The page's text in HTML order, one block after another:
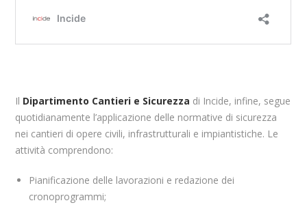
Il Dipartimento Cantieri e Sicurezza di Incide, infine, segue
quotidianamente l’applicazione delle normative di sicurezza
nei cantieri di opere civili, infrastrutturali e impiantistiche. Le
attività comprendono:
Pianificazione delle lavorazioni e redazione dei
cronoprogrammi;